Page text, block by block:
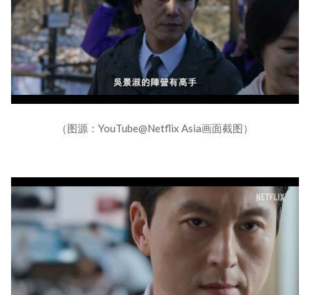
（图源：YouTube@Netflix Asia画面截图）